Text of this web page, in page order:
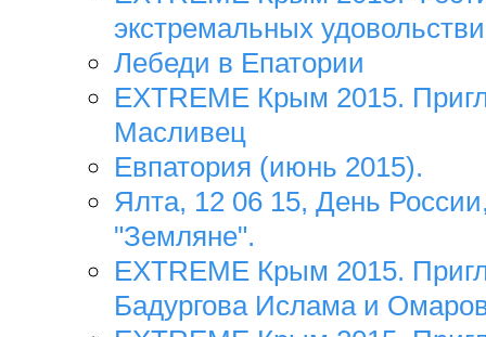
экстремальных
Лебеди в Епатории
EXTREME Крым 2015.
Масливец
Евпатория (июнь 2015).
Ялта, 12 06 15, День
"Земляне".
EXTREME Крым 2015.
Бадургова Ислама и